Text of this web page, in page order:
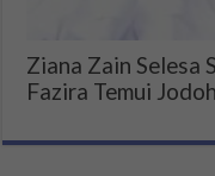
Ziana Zain Selesa
Fazira Temui